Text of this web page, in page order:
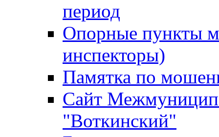
период
Опорные пункты
инспекторы)
Памятка по
Сайт
"Воткинский"